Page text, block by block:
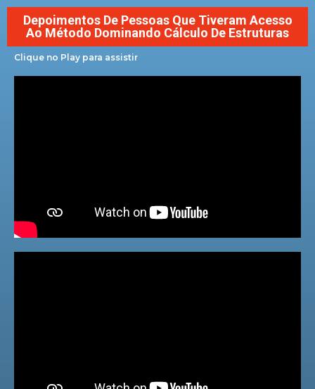
Depoimentos De Pessoas Que Tiveram Acesso
Ao Método Dominando Cálculo De Estruturas
Clique no Play para assistir